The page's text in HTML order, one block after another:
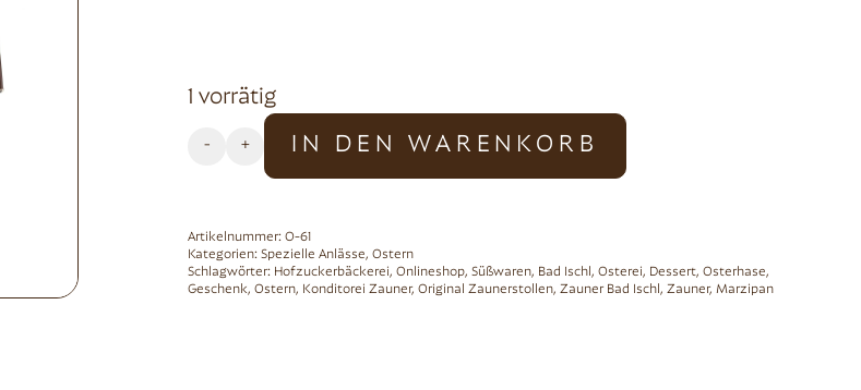
1 vorrätig
- + IN DEN WARENKORB
Alternative:
Artikelnummer: O-61
Kategorien: Spezielle Anlässe, Ostern
Schlagwörter: Hofzuckerbäckerei, Onlineshop, Süßwaren, Bad Ischl , Osterei, Dessert, Osterhase,
Geschenk, Ostern, Konditorei Zauner, Original Zaunerstollen, Zauner Bad Ischl , Zauner, Marzipan